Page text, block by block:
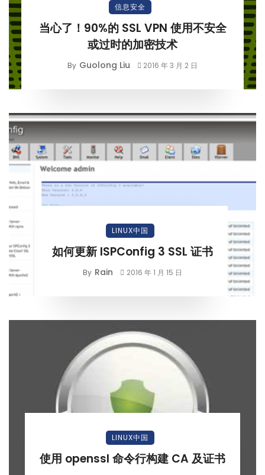
信息安全
当心了！90%的 SSL VPN 使用不安全
或过时的加密技术
By Guolong Liu 2016 年 3 月 2 日
LINUX中国
如何更新 ISPConfig 3 SSL 证书
By Rain 2016 年 1 月 15 日
LINUX中国
使用 openssl 命令行构建 CA 及证书